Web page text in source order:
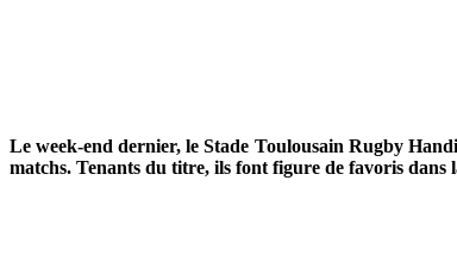
Le week-end dernier, le Stade Toulousain Rugby
matchs. Tenants du titre, ils font figure de favoris